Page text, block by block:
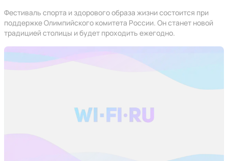
Фестиваль спорта и здорового образа жизни состоится при
поддержке Олимпийского комитета России. Он станет новой
традицией столицы и будет проходить ежегодно.